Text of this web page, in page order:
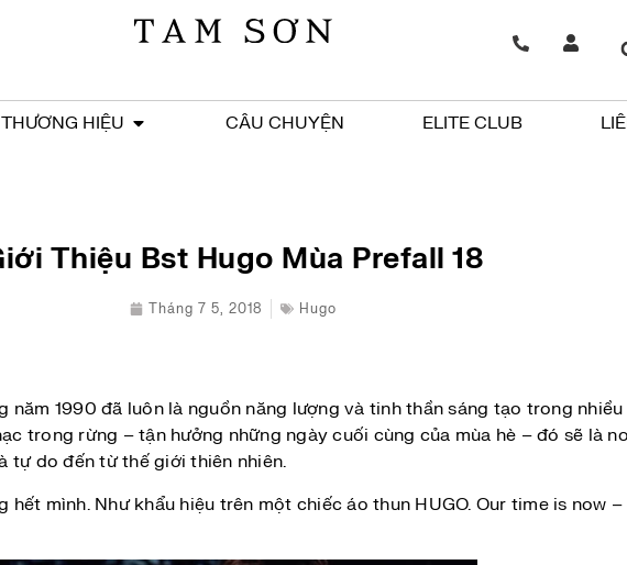
THƯƠNG HIỆU CÂU CHUYỆN ELITE CLUB
Thiệu Bst Hugo Mùa Prefall 18
Tháng 7 5, 2018 Hugo
1990 đã luôn là nguồn năng lượng và tinh thần sáng tạo trong
trong rừng – tận hưởng những ngày cuối cùng của mùa hè – đó sẽ là
tự do đến từ thế giới thiên nhiên.
mình. Như khẩu hiệu trên một chiếc áo thun HUGO. Our time is now